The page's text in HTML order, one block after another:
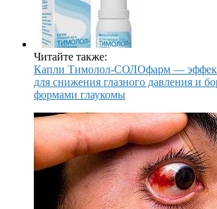
Читайте также:
Капли Тимолол-СОЛОфарм —
для снижения глазного давления и
формами глаукомы